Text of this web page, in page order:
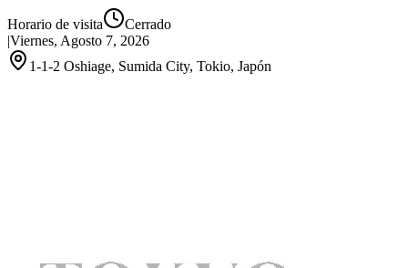
Horario de visita
Cerrado
|Viernes, Agosto 7, 2026
1-1-2 Oshiage, Sumida City, Tokio, Japón